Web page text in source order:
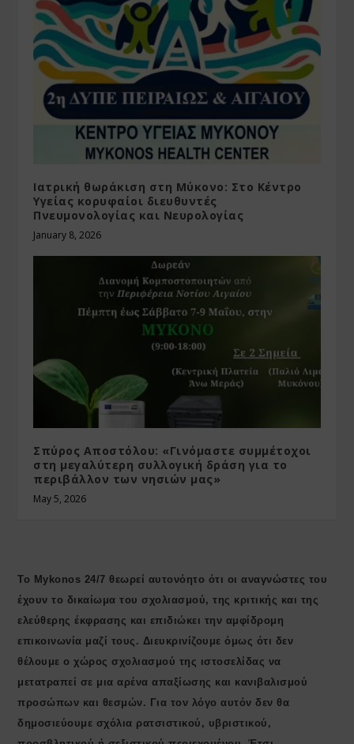
Ιατρική θωράκιση στη Μύκονο: Στο Κέντρο
Υγείας κορυφαίοι διευθυντές
Πνευμονολογίας και Νευρολογίας
January 8, 2026
Σπύρος Αποστόλου: «Γινόμαστε συμμέτοχοι
στη μεγαλύτερη συλλογική δράση για το
περιβάλλον των νησιών μας»
May 5, 2026
Το Mykonos 24/7 θεωρεί αυτονόητο ότι οι αναγνώστες του
έχουν το δικαίωμα του σχολιασμού, της κριτικής και της
ελεύθερης έκφρασης και επιδιώκει την αμφίδρομη
επικοινωνία μαζί τους. Διευκρινίζουμε όμως ότι δεν
θέλουμε ο χώρος σχολιασμού της ιστοσελίδας να
μετατραπεί σε μια αρένα απαξίωσης και κανιβαλισμού
προσώπων και θεσμών. Για τον λόγο αυτόν δεν θα
δημοσιεύουμε σχόλια ρατσιστικού, υβριστικού,